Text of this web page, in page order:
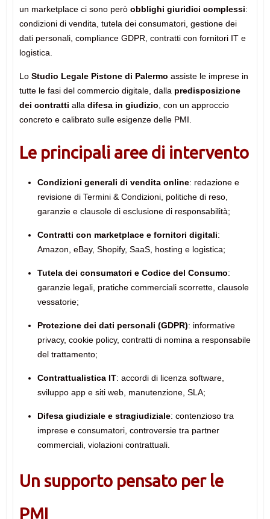
un marketplace ci sono però obblighi giuridici complessi:
condizioni di vendita, tutela dei consumatori, gestione dei
dati personali, compliance GDPR, contratti con fornitori IT e
logistica.
Lo Studio Legale Pistone di Palermo assiste le imprese in
tutte le fasi del commercio digitale, dalla predisposizione
dei contratti alla difesa in giudizio , con un approccio
concreto e calibrato sulle esigenze delle PMI.
Le principali aree di intervento
Condizioni generali di vendita online: redazione e
revisione di Termini & Condizioni, politiche di reso,
garanzie e clausole di esclusione di responsabilità;
Contratti con marketplace e fornitori digitali:
Amazon, eBay, Shopify, SaaS, hosting e logistica;
Tutela dei consumatori e Codice del Consumo:
garanzie legali, pratiche commerciali scorrette, clausole
vessatorie;
Protezione dei dati personali (GDPR): informative
privacy, cookie policy, contratti di nomina a responsabile
del trattamento;
Contrattualistica IT: accordi di licenza software,
sviluppo app e siti web, manutenzione, SLA;
Difesa giudiziale e stragiudiziale: contenzioso tra
imprese e consumatori, controversie tra partner
commerciali, violazioni contrattuali.
Un supporto pensato per le
PMI